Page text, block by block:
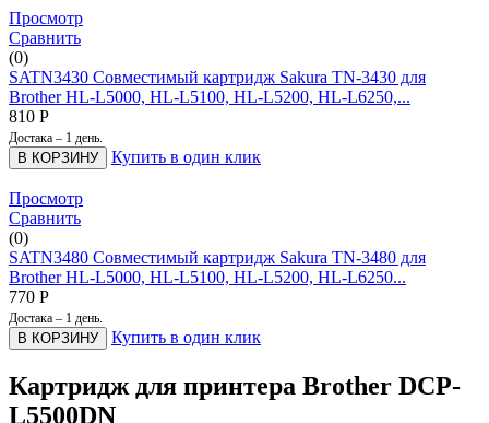
Просмотр
Сравнить
(0)
SATN3430 Совместимый картридж Sakura TN-3430 для
Brother HL-L5000, HL-L5100, HL-L5200, HL-L6250,...
810 Р
Достака – 1 день.
В КОРЗИНУ Купить в один клик
Просмотр
Сравнить
(0)
SATN3480 Совместимый картридж Sakura TN-3480 для
Brother HL-L5000, HL-L5100, HL-L5200, HL-L6250...
770 Р
Достака – 1 день.
В КОРЗИНУ Купить в один клик
Картридж для принтера Brother DCP-
L5500DN